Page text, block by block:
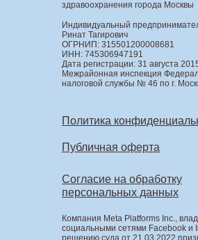
Политика
Публичная оферта
Согласие на обработку
персональных данных
Компания Meta Platforms Inc.,
социальными сетями Facebook и
решению суда от 21.03.2022
здравоохранения города Москвы
Индивидуальный
Ринат Тагирович
ОГРНИП: 315501200008681
ИНН: 745306947191
Дата регистрации: 31 августа
Межрайонная инспекция
налоговой службы № 46 по г.